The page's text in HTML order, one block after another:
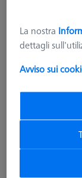
Da adesso
troverete
negozio
La nostra
dettagli
Avviso sui